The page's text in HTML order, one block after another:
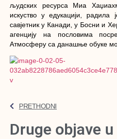
људских ресурса Миа
искуство у едукацији, радила
савјетник у Канади, у Босни и
агенцију на пословима
Атмосферу са данашње обуке
PRETHODNI
Druge objave